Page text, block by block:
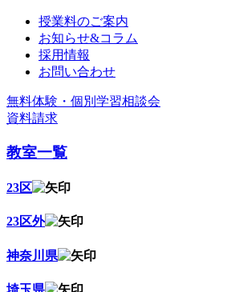
授業料のご案内
お知らせ&コラム
採用情報
お問い合わせ
無料体験・個別学習相談会
資料請求
教室一覧
23区
23区外
神奈川県
埼玉県